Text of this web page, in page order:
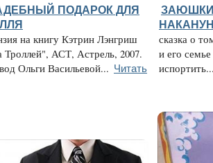
ПОДАРОК ДЛЯ
на книгу Кэтрин Лэнгриш
Троллей", АСТ, Астрель, 2007.
Ольги Васильевой... Читать
сказка о
и его